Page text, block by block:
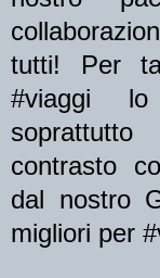
tutti! Per
#viaggi
contrasto
dal nostro
migliori per